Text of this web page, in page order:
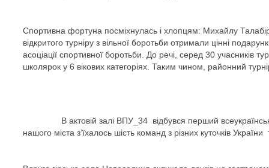
Спортивна фортуна посміхнулась і хлопцям: Михайлу
відкритого турніру з вільної боротьби отримали цінні
асоціації спортивної боротьби. До речі, серед 30 учасників
школярок у 6 вікових категоріях. Таким чином, районний
В актовій залі ВПУ_34 відбувся перший
нашого міста з’їхалось шість команд з різних куточків